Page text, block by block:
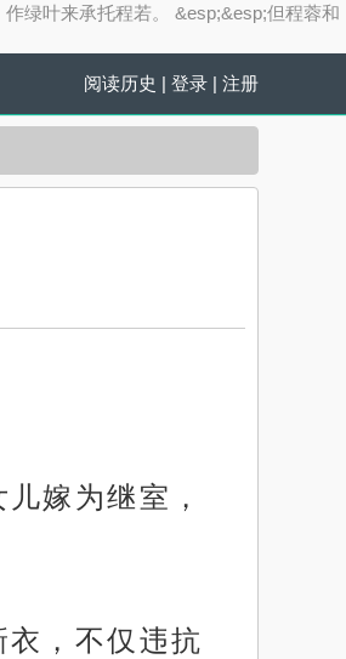
绿叶来承托程若。 &esp;&esp;但程蓉和
阅读历史 | 登录 | 注册
嫁为继室，
，不仅违抗